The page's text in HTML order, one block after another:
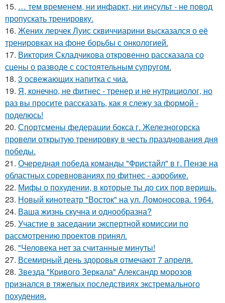
15. … тем временем, ни инфаркт, ни инсульт - не повод
пропускать тренировку.
16. Жених лерчек Луис сквиччиарини высказался о её
тренировках на фоне борьбы с онкологией.
17. Виктория Складчикова откровенно рассказала со
сцены о разводе с состоятельным супругом.
18. 3 освежающих напитка с чиа.
19. Я, конечно, не фитнес - тренер и не нутрициолог, но
раз вы просите рассказать, как я слежу за формой -
поделюсь!
20. Спортсмены федерации бокса г. Железногорска
провели открытую тренировку в честь празднования дня
победы.
21. Очередная победа команды "Фристайл" в г. Пензе на
областных соревнованиях по фитнес - аэробике.
22. Мифы о похудении, в которые ты до сих пор веришь.
23. Новый кинотеатр "Восток" на ул. Ломоносова. 1964.
24. Ваша жизнь скучна и однообразна?
25. Участие в заседании экспертной комиссии по
рассмотрению проектов принял.
26. "Человека нет за считанные минуты!
27. Всемирный день здоровья отмечают 7 апреля.
28. Звезда "Кривого Зеркала" Александр морозов
признался в тяжелых последствиях экстремального
похудения.